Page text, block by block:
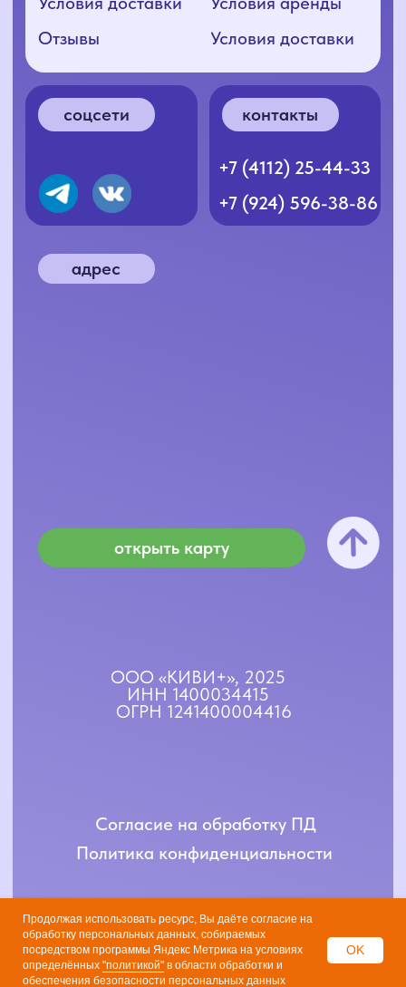
Продолжая использовать ресурс, Вы даёте согласие на
обработку персональных данных, собираемых
посредством программы Яндекс Метрика на условиях
определённых "политикой" в области обработки и
обеспечения безопасности персональных данных
OK